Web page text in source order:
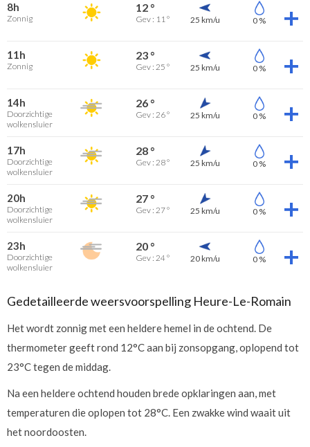
8h
Zonnig
12 °
Gev : 11 ° 25 km/u 0 %
11h
Zonnig
23 °
Gev : 25 ° 25 km/u 0 %
14h
Doorzichtige
wolkensluier
26 °
Gev : 26 ° 25 km/u 0 %
17h
Doorzichtige
wolkensluier
28 °
Gev : 28 ° 25 km/u 0 %
20h
Doorzichtige
wolkensluier
27 °
Gev : 27 ° 25 km/u 0 %
23h
Doorzichtige
wolkensluier
20 °
Gev : 24 ° 20 km/u 0 %
Gedetailleerde weersvoorspelling Heure-Le-Romain
Het wordt zonnig met een heldere hemel in de ochtend. De
thermometer geeft rond 12°C aan bij zonsopgang, oplopend tot
23°C tegen de middag.
Na een heldere ochtend houden brede opklaringen aan, met
temperaturen die oplopen tot 28°C. Een zwakke wind waait uit
het noordoosten.